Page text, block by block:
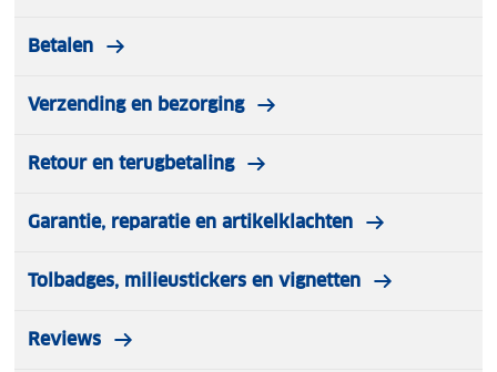
Betalen
Verzending en bezorging
Retour en terugbetaling
Garantie, reparatie en artikelklachten
Tolbadges, milieustickers en vignetten
Reviews